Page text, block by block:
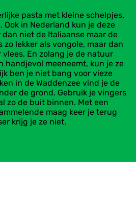
pasta met kleine schelpjes.
Ook in Nederland kun je deze
niet de Italiaanse maar de
zo lekker als vongole, maar dan
En zolang je de natuur
handjevol meeneemt, kun je ze
ben je niet bang voor vieze
in de Waddenzee vind je de
de grond. Gebruik je vingers
zo de buit binnen. Met een
maag keer je terug
krijg je ze niet.